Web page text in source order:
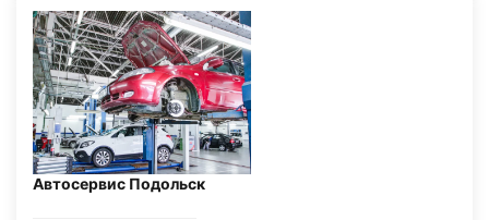
Автосервис Подольск